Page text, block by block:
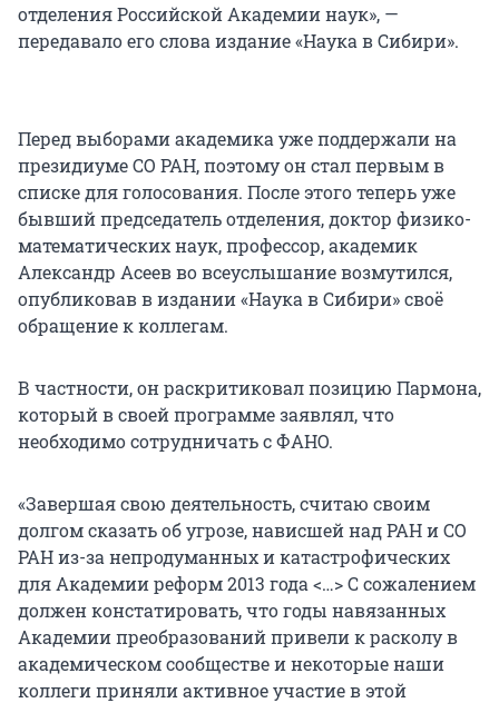
отделения Российской Академии наук», —
передавало его слова издание «Наука в Сибири».
Перед выборами академика уже поддержали на
президиуме СО РАН, поэтому он стал первым в
списке для голосования. После этого теперь уже
бывший председатель отделения, доктор физико-
математических наук, профессор, академик
Александр Асеев во всеуслышание возмутился,
опубликовав в издании «Наука в Сибири» своё
обращение к коллегам.
В частности, он раскритиковал позицию Пармона,
который в своей программе заявлял, что
необходимо сотрудничать с ФАНО.
«Завершая свою деятельность, считаю своим
долгом сказать об угрозе, нависшей над РАН и СО
РАН из-за непродуманных и катастрофических
для Академии реформ 2013 года <…> С сожалением
должен констатировать, что годы навязанных
Академии преобразований привели к расколу в
академическом сообществе и некоторые наши
коллеги приняли активное участие в этой